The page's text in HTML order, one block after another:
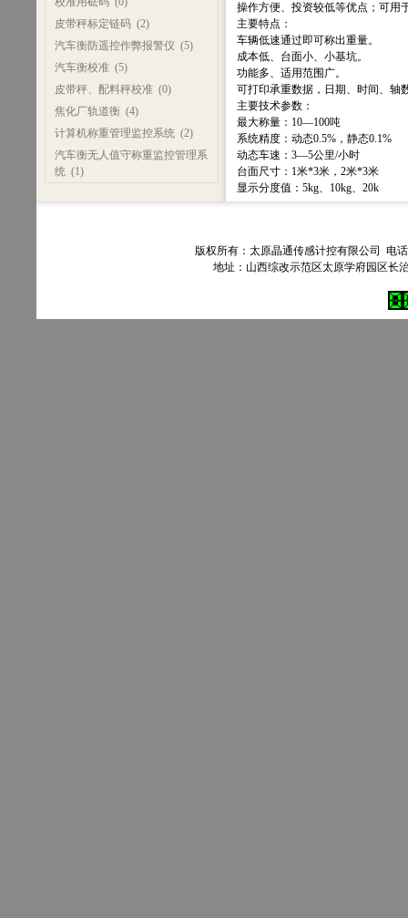
皮带秤标定链码(2)
汽车衡防遥控作弊报警仪 (5)
汽车衡校准(5)
皮带秤、配料秤校准(0)
焦化厂轨道衡(4)
计算机称重管理监控系统(2)
汽车衡无人值守称重监控管理系
统(1)
操作方便、投资较低等优点；可用
主要特点：
车辆低速通过即可称出重量。
成本低、台面小、小基坑。
功能多、适用范围广。
可打印承重数据，日期、时间、轴
主要技术参数：
最大称量：10—100吨
系统精度：动态0.5%，静态0.1%
动态车速：3—5公里/小时
台面尺寸：1米*3米，2米*3米
显示分度值：5kg、10kg、20k
版权所有：太原晶通传感计控有限公司 电
地址：山西综改示范区太原学府园区长